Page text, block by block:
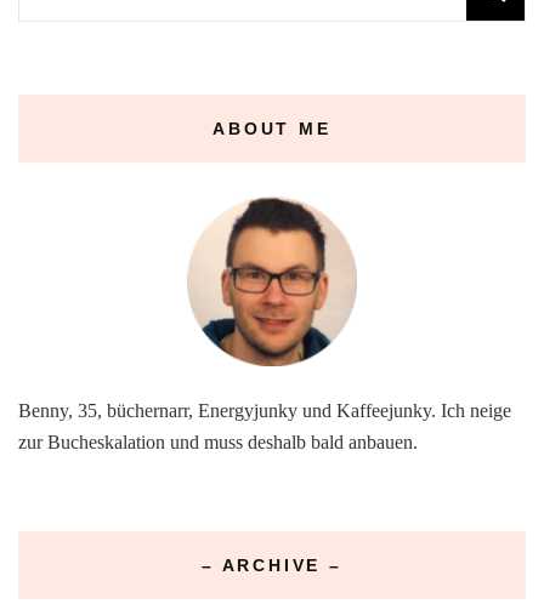
nach:
ABOUT ME
Benny, 35, büchernarr, Energyjunky und Kaffeejunky. Ich neige
zur Bucheskalation und muss deshalb bald anbauen.
– ARCHIVE –